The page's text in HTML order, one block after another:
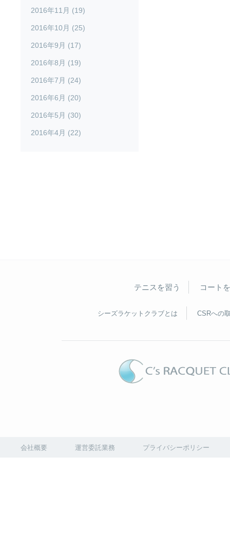
2016年11月 (19)
2016年10月 (25)
2016年9月 (17)
2016年8月 (19)
2016年7月 (24)
2016年6月 (20)
2016年5月 (30)
2016年4月 (22)
テニスを習う コート
シーズラケットクラブとは CSRへの
会社概要 運営委託業務 プライバシーポリシー